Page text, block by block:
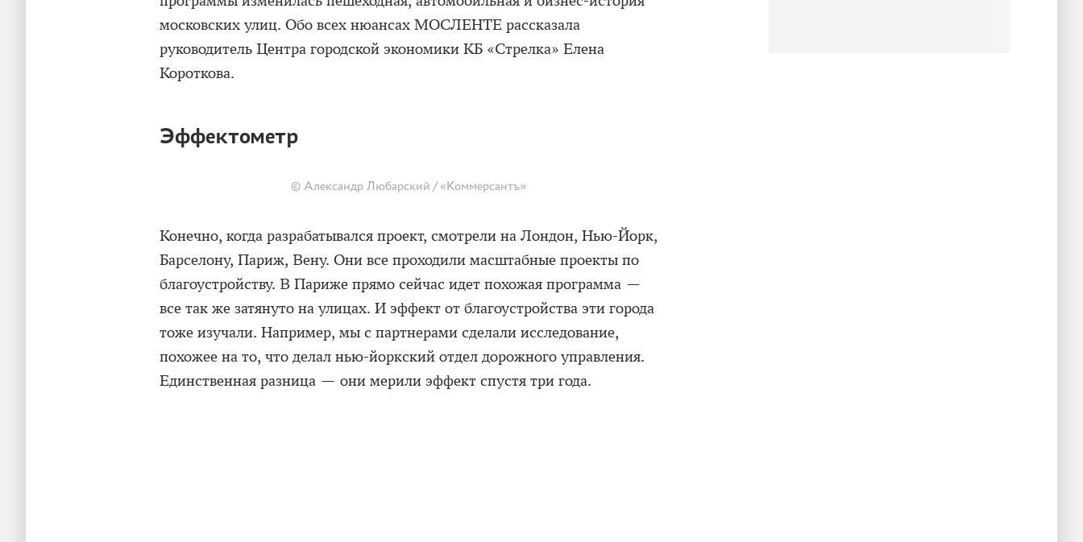
московских улиц. Обо всех нюансах МОСЛЕНТЕ рассказала
руководитель Центра городской экономики КБ «Стрелка» Елена
Короткова.
Эффектометр
© Александр Любарский / «Коммерсантъ»
Конечно, когда разрабатывался проект, смотрели на Лондон, Нью-Йорк,
Барселону, Париж, Вену. Они все проходили масштабные проекты по
благоустройству. В Париже прямо сейчас идет похожая программа —
все так же затянуто на улицах. И эффект от благоустройства эти города
тоже изучали. Например, мы с партнерами сделали исследование,
похожее на то, что делал нью-йоркский отдел дорожного управления.
Единственная разница — они мерили эффект спустя три года.